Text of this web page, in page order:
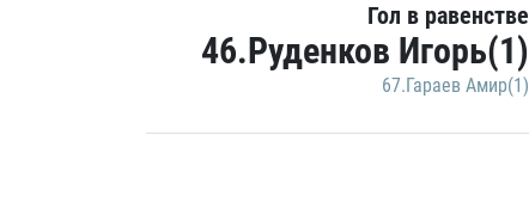
Гол в равенстве
46.Руденков Игорь(1)
67.Гараев Амир(1)